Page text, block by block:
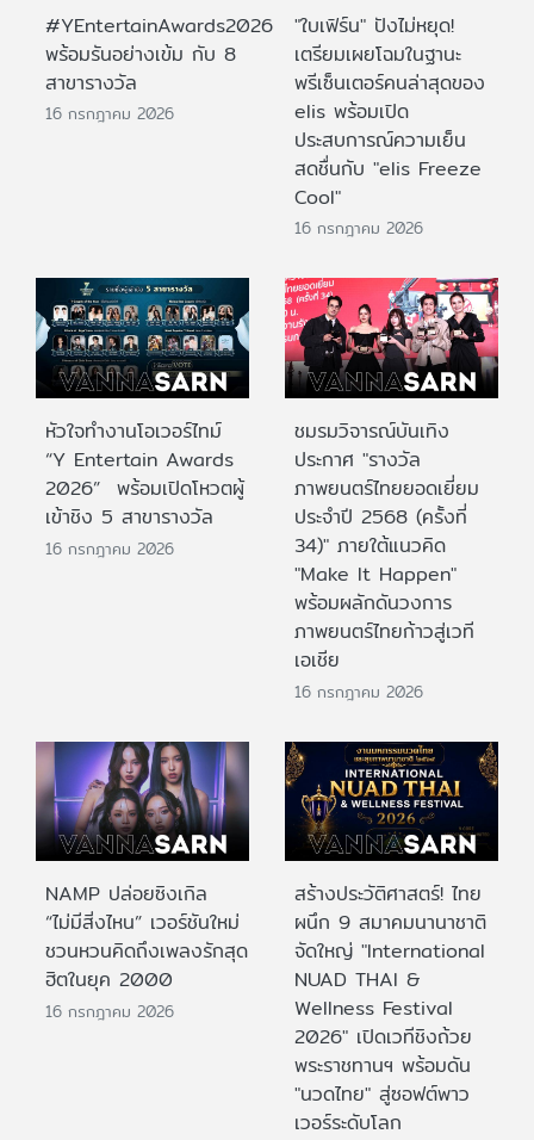
#YEntertainAwards2026
พร้อมรันอย่างเข้ม กับ 8
สาขารางวัล
16 กรกฎาคม 2026
"ใบเฟิร์น" ปังไม่หยุด!
เตรียมเผยโฉมในฐานะ
พรีเซ็นเตอร์คนล่าสุดของ
elis พร้อมเปิด
ประสบการณ์ความเย็น
สดชื่นกับ "elis Freeze
Cool"
16 กรกฎาคม 2026
หัวใจทำงานโอเวอร์ไทม์
“Y Entertain Awards
2026” พร้อมเปิดโหวตผู้
เข้าชิง 5 สาขารางวัล
16 กรกฎาคม 2026
ชมรมวิจารณ์บันเทิง
ประกาศ "รางวัล
ภาพยนตร์ไทยยอดเยี่ยม
ประจําปี 2568 (ครั้งที่
34)" ภายใต้แนวคิด
"Make It Happen"
พร้อมผลักดันวงการ
ภาพยนตร์ไทยก้าวสู่เวที
เอเชีย
16 กรกฎาคม 2026
NAMP ปล่อยซิงเกิล
“ไม่มีสิ่งไหน” เวอร์ชันใหม่
ชวนหวนคิดถึงเพลงรักสุด
ฮิตในยุค 2000
16 กรกฎาคม 2026
สร้างประวัติศาสตร์! ไทย
ผนึก 9 สมาคมนานาชาติ
จัดใหญ่ "International
NUAD THAI &
Wellness Festival
2026" เปิดเวทีชิงถ้วย
พระราชทานฯ พร้อมดัน
"นวดไทย" สู่ซอฟต์พาว
เวอร์ระดับโลก